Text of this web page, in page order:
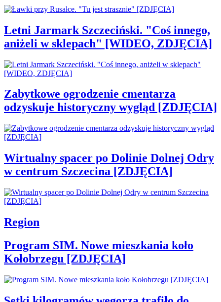
Letni Jarmark Szczeciński. "Coś innego,
aniżeli w sklepach" [WIDEO, ZDJĘCIA]
Zabytkowe ogrodzenie cmentarza
odzyskuje historyczny wygląd [ZDJĘCIA]
Wirtualny spacer po Dolinie Dolnej Odry
w centrum Szczecina [ZDJĘCIA]
Region
Program SIM. Nowe mieszkania koło
Kołobrzegu [ZDJĘCIA]